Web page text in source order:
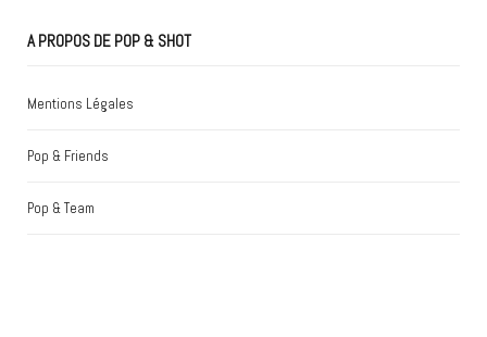
A PROPOS DE POP & SHOT
Mentions Légales
Pop & Friends
Pop & Team